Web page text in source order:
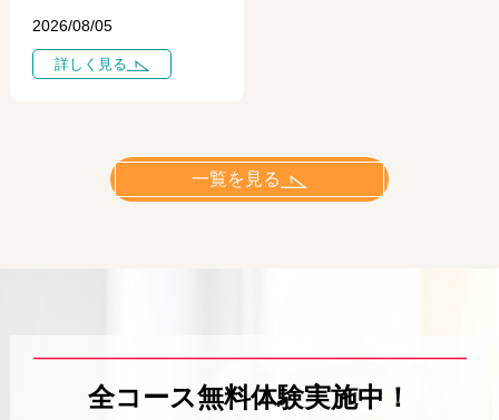
2026/08/05
詳しく見る
一覧を見る
全コース無料体験実施中！